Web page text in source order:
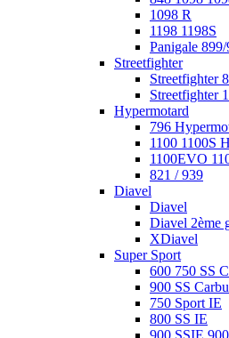
1098 R
1198 1198S
Panigale
Streetfighter
Streetfighter
Streetfighter
Hypermotard
796
1100 1100S
1100EVO
821 / 939
Diavel
Diavel
Diavel 2ème
XDiavel
Super Sport
600 750 SS
900 SS
750 Sport IE
800 SS IE
900 SSIE